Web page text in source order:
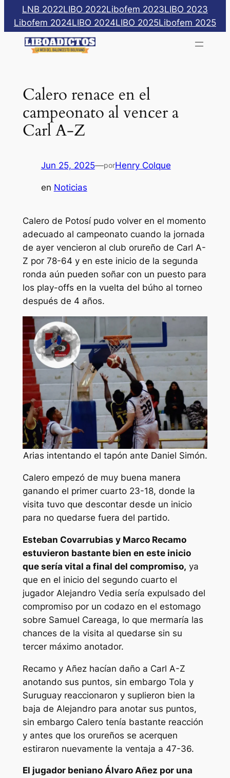
Saltar
contenido
LNB 2022LIBO 2022Libofem 2023LIBO 2023
Libofem 2024LIBO 2024LIBO 2025Libofem 2025
Calero renace en el
campeonato al vencer a
Carl A-Z
Jun 25, 2025—porHenry Colque
en Noticias
Calero de Potosí pudo volver en el momento
adecuado al campeonato cuando la jornada
de ayer vencieron al club orureño de Carl A-
Z por 78-64 y en este inicio de la segunda
ronda aún pueden soñar con un puesto para
los play-offs en la vuelta del búho al torneo
después de 4 años.
Arias intentando el tapón ante Daniel Simón.
Calero empezó de muy buena manera
ganando el primer cuarto 23-18, donde la
visita tuvo que descontar desde un inicio
para no quedarse fuera del partido.
Esteban Covarrubias y Marco Recamo
estuvieron bastante bien en este inicio
que sería vital a final del compromiso, ya
que en el inicio del segundo cuarto el
jugador Alejandro Vedia sería expulsado del
compromiso por un codazo en el estomago
sobre Samuel Careaga, lo que mermaría las
chances de la visita al quedarse sin su
tercer máximo anotador.
Recamo y Añez hacían daño a Carl A-Z
anotando sus puntos, sin embargo Tola y
Suruguay reaccionaron y suplieron bien la
baja de Alejandro para anotar sus puntos,
sin embargo Calero tenía bastante reacción
y antes que los orureños se acerquen
estiraron nuevamente la ventaja a 47-36.
El jugador beniano Álvaro Añez por una